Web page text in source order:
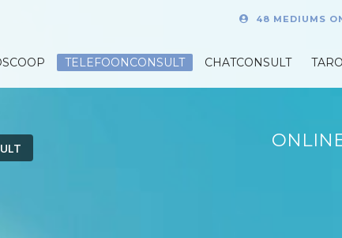
48 MEDIUMS
TELEFOONCONSULT CHATCONSULT